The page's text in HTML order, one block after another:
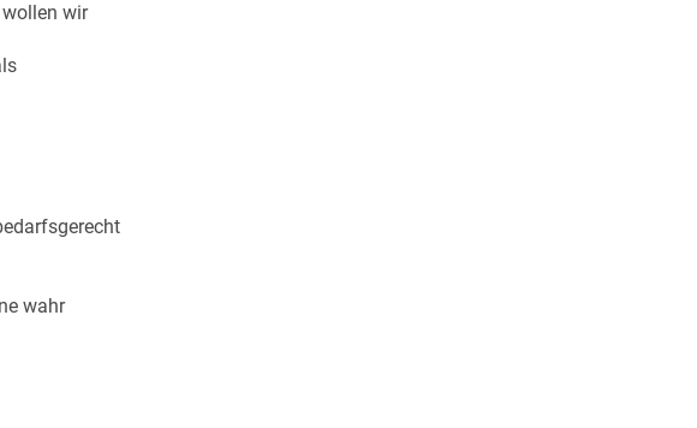
wir
wahr